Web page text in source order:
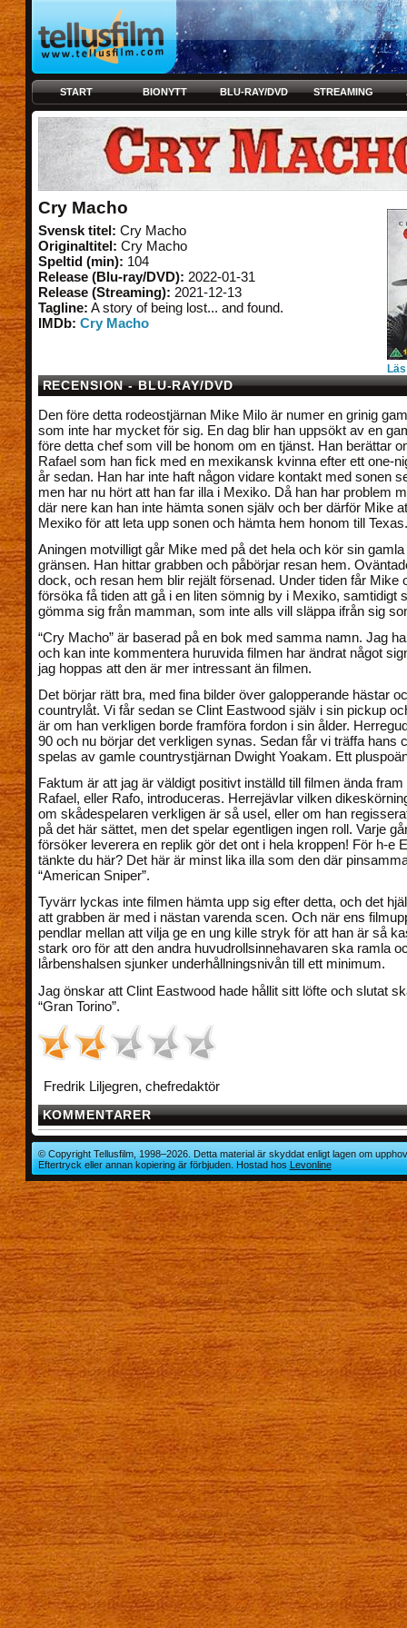
START BIONYTT BLU-RAY/DVD STREAMING
Cry Macho
Svensk titel: Cry Macho
Originaltitel: Cry Macho
Speltid (min): 104
Release (Blu-ray/DVD): 2022-01-31
Release (Streaming): 2021-12-13
Tagline: A story of being lost... and found.
IMDb: Cry Macho
RECENSION - BLU-RAY/DVD
Den före detta rodeostjärnan Mike Milo är numer en grinig
som inte har mycket för sig. En dag blir han uppsökt av en
före detta chef som vill be honom om en tjänst. Han berättar
Rafael som han fick med en mexikansk kvinna efter ett one-
år sedan. Han har inte haft någon vidare kontakt med sonen
men har nu hört att han far illa i Mexiko. Då han har problem
där nere kan han inte hämta sonen själv och ber därför Mike
Mexiko för att leta upp sonen och hämta hem honom till Texas.
Aningen motvilligt går Mike med på det hela och kör sin
gränsen. Han hittar grabben och påbörjar resan hem.
dock, och resan hem blir rejält försenad. Under tiden får Mike
försöka få tiden att gå i en liten sömnig by i Mexiko, samtidigt
gömma sig från mamman, som inte alls vill släppa ifrån sig
“Cry Macho” är baserad på en bok med samma namn. Jag
och kan inte kommentera huruvida filmen har ändrat något
jag hoppas att den är mer intressant än filmen.
Det börjar rätt bra, med fina bilder över galopperande hästar
countrylåt. Vi får sedan se Clint Eastwood själv i sin pickup
är om han verkligen borde framföra fordon i sin ålder.
90 och nu börjar det verkligen synas. Sedan får vi träffa hans
spelas av gamle countrystjärnan Dwight Yoakam. Ett
Faktum är att jag är väldigt positivt inställd till filmen ända fram
Rafael, eller Rafo, introduceras. Herrejävlar vilken
om skådespelaren verkligen är så usel, eller om han
på det här sättet, men det spelar egentligen ingen roll. Varje
försöker leverera en replik gör det ont i hela kroppen! För h-e
tänkte du här? Det här är minst lika illa som den där
“American Sniper”.
Tyvärr lyckas inte filmen hämta upp sig efter detta, och det
att grabben är med i nästan varenda scen. Och när ens
pendlar mellan att vilja ge en ung kille stryk för att han är så
stark oro för att den andra huvudrollsinnehavaren ska ramla
lårbenshalsen sjunker underhållningsnivån till ett minimum.
Jag önskar att Clint Eastwood hade hållit sitt löfte och slutat
“Gran Torino”.
Fredrik Liljegren, chefredaktör
KOMMENTARER
© Copyright Tellusfilm, 1998–2026. Detta material är skyddat enligt lagen om
Eftertryck eller annan kopiering är förbjuden. Hostad hosLevonline